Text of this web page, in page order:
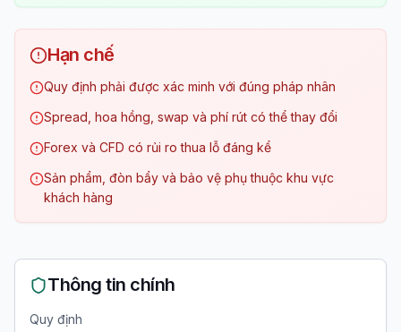
Hạn chế
Quy định phải được xác minh với đúng pháp nhân
Spread, hoa hồng, swap và phí rút có thể thay đổi
Forex và CFD có rủi ro thua lỗ đáng kể
Sản phẩm, đòn bẩy và bảo vệ phụ thuộc khu vực
khách hàng
Thông tin chính
Quy định